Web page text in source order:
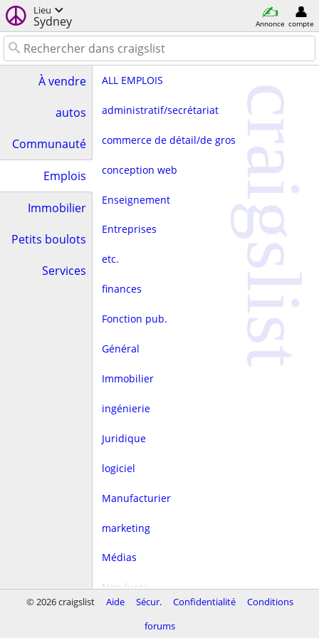
Lieu
Sydney Annonce compte
À vendre
autos
Communauté
Emplois
Immobilier
Petits boulots
Services
ALL EMPLOIS
administratif/secrétariat
commerce de détail/de gros
conception web
Enseignement
Entreprises
etc.
finances
Fonction pub.
Général
Immobilier
ingénierie
Juridique
logiciel
Manufacturier
marketing
Médias
Non lucra.
craigslist
© 2026 craigslist Aide Sécur. Confidentialité
Conditions
forums